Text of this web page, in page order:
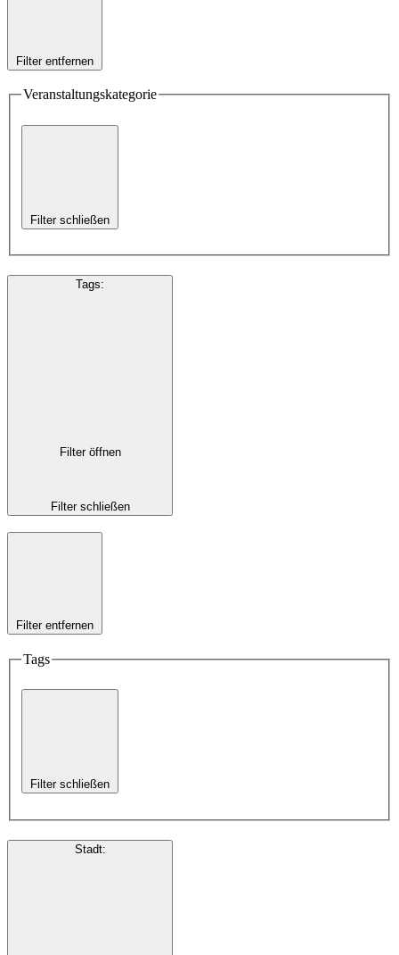
Filter entfernen
Veranstaltungskategorie
Filter schließen
Tags:
Filter öffnen
Filter schließen
Filter entfernen
Tags
Filter schließen
Stadt: